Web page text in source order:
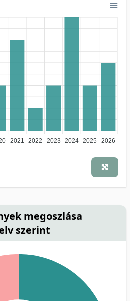
2021 2022 2023 2024 2025 2026
megoszlása
szerint